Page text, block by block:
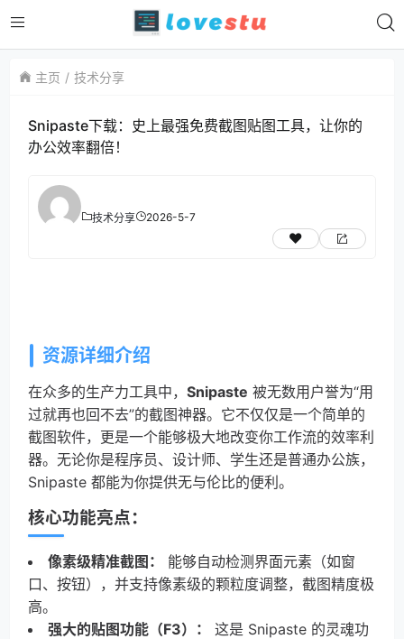
主页 技术分享
Snipaste下载：史上最强免费截图贴图工具，让你的
办公效率翻倍！
技术分享 2026-5-7
资源详细介绍
在众多的生产力工具中， Snipaste 被无数用户誉为“用
过就再也回不去”的截图神器。它不仅仅是一个简单的
截图软件，更是一个能够极大地改变你工作流的效率利
器。无论你是程序员、设计师、学生还是普通办公族，
Snipaste 都能为你提供无与伦比的便利。
核心功能亮点：
像素级精准截图：
能够自动检测界面元素（如窗
口、按钮），并支持像素级的颗粒度调整，截图精度极
高。
强大的贴图功能（F3）：
这是 Snipaste 的灵魂功